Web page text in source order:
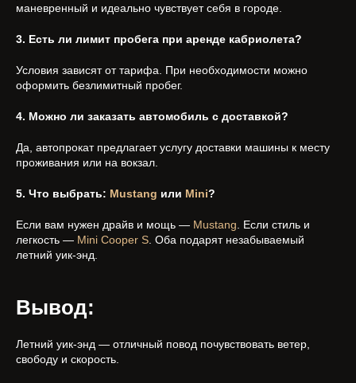
маневренный и идеально чувствует себя в городе.
3. Есть ли лимит пробега при аренде кабриолета?
Условия зависят от тарифа. При необходимости можно
оформить безлимитный пробег.
4. Можно ли заказать автомобиль с доставкой?
Да, автопрокат предлагает услугу доставки машины к месту
проживания или на вокзал.
5. Что выбрать: Mustang или Mini?
Если вам нужен драйв и мощь — Mustang . Если стиль и
легкость — Mini Cooper S . Оба подарят незабываемый
летний уик-энд.
Вывод:
Летний уик-энд — отличный повод почувствовать ветер,
свободу и скорость.